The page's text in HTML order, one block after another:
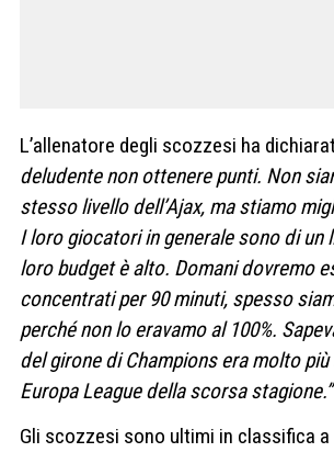
L’allenatore degli scozzesi ha
deludente non ottenere punti. Non
stesso livello dell’Ajax, ma stiamo
I loro giocatori in generale sono di un
loro budget è alto. Domani dovremo
concentrati per 90 minuti, spesso
perché non lo eravamo al 100%.
del girone di Champions era molto
Europa League della scorsa stagione.”
Gli scozzesi sono ultimi in classifica